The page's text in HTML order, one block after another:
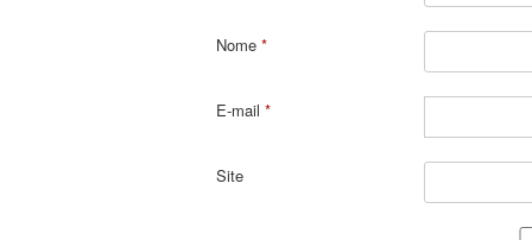
Nome *
E-mail *
Site